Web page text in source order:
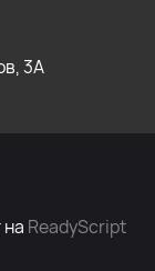
3А
ReadyScript